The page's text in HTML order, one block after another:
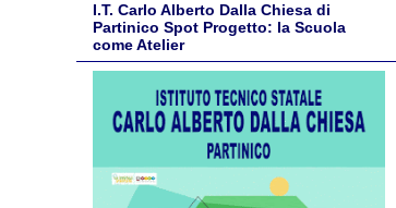
I.T. Carlo Alberto Dalla Chiesa di
Partinico Spot Progetto: la Scuola
come Atelier